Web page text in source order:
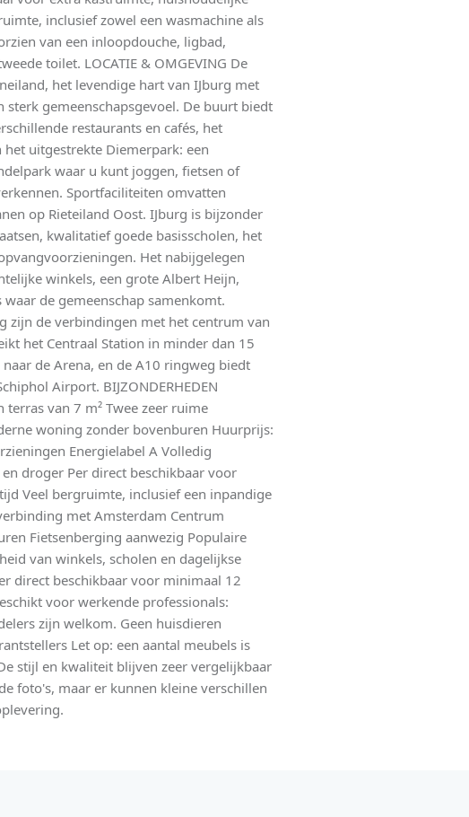
inclusief zowel een wasmachine als
van een inloopdouche, ligbad,
toilet. LOCATIE & OMGEVING De
het levendige hart van IJburg met
gemeenschapsgevoel. De buurt biedt
restaurants en cafés, het
uitgestrekte Diemerpark: een
waar u kunt joggen, fietsen of
Sportfaciliteiten omvatten
op Rieteiland Oost. IJburg is bijzonder
kwalitatief goede basisscholen, het
Het nabijgelegen
winkels, een grote Albert Heijn,
de gemeenschap samenkomt.
zijn de verbindingen met het centrum van
het Centraal Station in minder dan 15
de Arena, en de A10 ringweg biedt
Airport. BIJZONDERHEDEN
van 7 m² Twee zeer ruime
woning zonder bovenburen Huurprijs:
Energielabel A Volledig
droger Per direct beschikbaar voor
Veel bergruimte, inclusief een inpandige
met Amsterdam Centrum
Fietsenberging aanwezig Populaire
van winkels, scholen en dagelijkse
direct beschikbaar voor minimaal 12
voor werkende professionals:
zijn welkom. Geen huisdieren
Let op: een aantal meubels is
stijl en kwaliteit blijven zeer vergelijkbaar
foto's, maar er kunnen kleine verschillen